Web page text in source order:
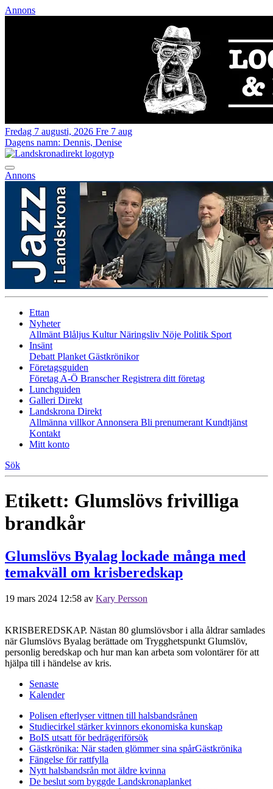
Annons
Fredag 7 augusti, 2026 Fre 7 aug
Dagens namn: Dennis, Denise
Annons
Ettan
Nyheter
Allmänt Blåljus KulturNäringsliv Nöje Politik Sport
Insänt
Debatt Planket Gästkrönikor
Företagsguiden
Företag A-Ö BranscherRegistrera ditt företag
Lunchguiden
Galleri Direkt
Landskrona Direkt
Allmänna villkorAnnonsera Bli prenumerant Kundtjänst
Kontakt
Mitt konto
Sök
Etikett: Glumslövs frivilliga
brandkår
Glumslövs Byalag lockade många med
temakväll om krisberedskap
19 mars 2024 12:58 av Kary Persson
KRISBEREDSKAP. Nästan 80 glumslövsbor i alla åldrar samlades
när Glumslövs Byalag berättade om Trygghetspunkt Glumslöv,
personlig beredskap och hur man kan arbeta som volontärer för att
hjälpa till i händelse av kris.
Senaste
Kalender
Polisen efterlyser vittnen till halsbandsrånen
Studiecirkel stärker kvinnors ekonomiska kunskap
BoIS utsatt för bedrägeriförsök
Gästkrönika: När staden glömmer sina spårGästkrönika
Fängelse för rattfylla
Nytt halsbandsrån mot äldre kvinna
De beslut som byggde Landskronaplanket